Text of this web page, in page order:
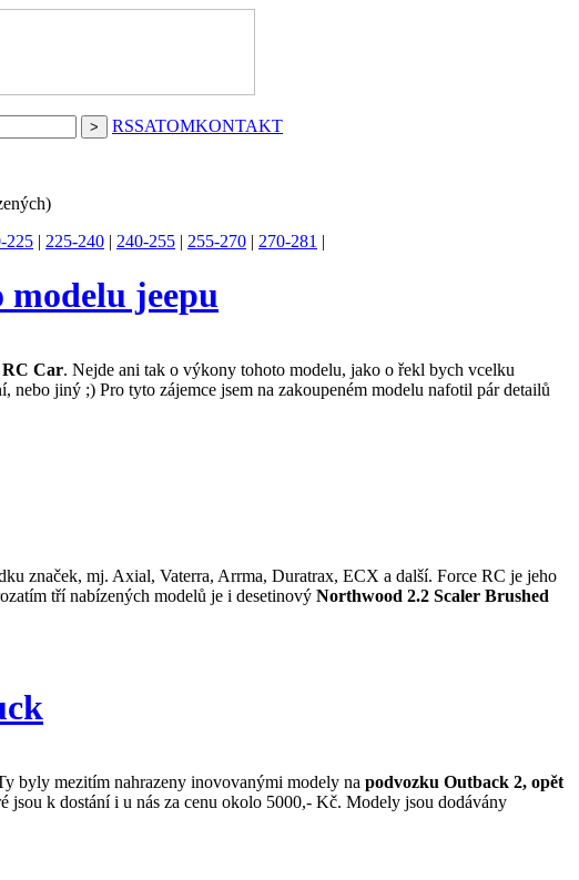
RSSATOMKONTAKT
225 | 225-240 | 240-255 | 255-270 | 270-281 |
jeepu
Car. Nejde ani tak o výkony tohoto modelu, jako o řekl bych vcelku
jiný ;) Pro tyto zájemce jsem na zakoupeném modelu nafotil pár detailů
značek, mj. Axial, Vaterra, Arrma, Duratrax, ECX a další. Force RC je jeho
tří nabízených modelů je i desetinový Northwood 2.2 Scaler Brushed
byly mezitím nahrazeny inovovanými modely na podvozku Outback 2, opět
jsou k dostání i u nás za cenu okolo 5000,- Kč. Modely jsou dodávány